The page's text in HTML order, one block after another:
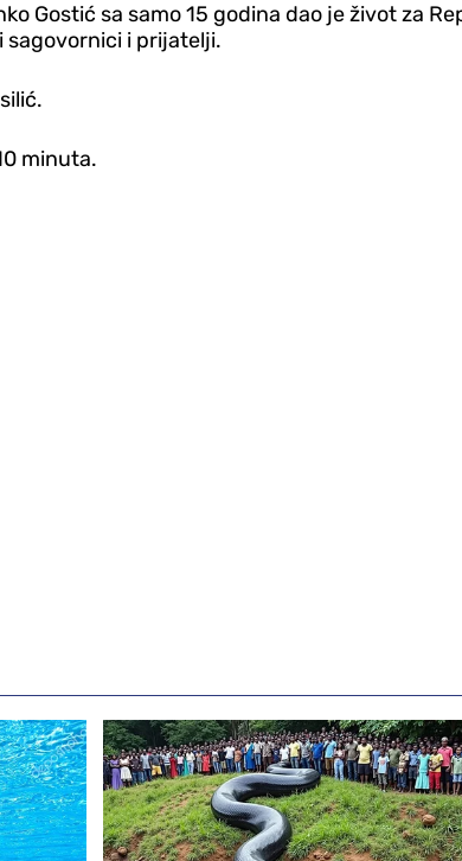
Gostić sa samo 15 godina dao je život za
sagovornici i prijatelji.
minuta.